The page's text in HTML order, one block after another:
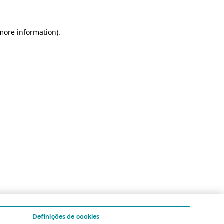
information).
Definições de cookies